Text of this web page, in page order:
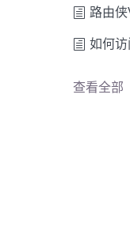
路由
如何
查看全部